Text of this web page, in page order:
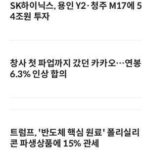
SK하이닉스, 용인 Y2·청주 M17에 5
4조원 투자
창사 첫 파업까지 갔던 카카오…연봉
6.3% 인상 합의
트럼프, '반도체 핵심 원료' 폴리실리
콘 파생상품에 15% 관세